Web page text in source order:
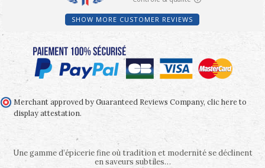
SHOW MORE CUSTOMER REVIEWS
Merchant approved by Guaranteed Reviews Company, clic here to
display attestation.
Une gamme d’épicerie fine où tradition et modernité se déclinent
en saveurs subtiles…